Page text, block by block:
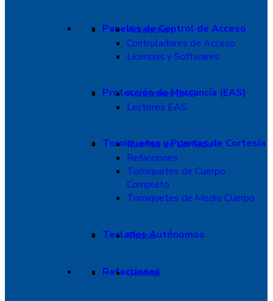
Paneles de Control de Acceso
Accesorios
Controladores de Acceso
Licencias y Softwares
Protección de Mercancía (EAS)
Accesorios EAS
Lectores EAS
Torniquetes y Puertas de Cortesía
Puertas de Cortesía
Refacciones
Torniquetes de Cuerpo
Completo
Torniquetes de Medio Cuerpo
Teclados Autónomos
Todos
Refacciones
General